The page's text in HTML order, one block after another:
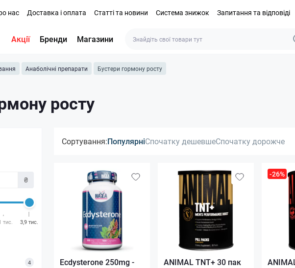
нас Доставка і оплата Статті та новини Система знижок Запитання та відповіді
Акції Бренди Магазини
Анаболічні препарати Бустери гормону росту
росту
₴
тис. 3,9 тис.
4
Сортування:ПопулярніСпочатку дешевшеСпочатку дорожче
Ecdysterone 250mg -
ANIMAL TNT+ 30 пак
-26%